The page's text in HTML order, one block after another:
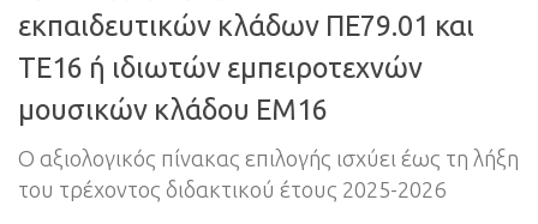
εκπαιδευτικών κλάδων ΠΕ79.01 και
ΤΕ16 ή ιδιωτών εμπειροτεχνών
μουσικών κλάδου ΕΜ16
Ο αξιολογικός πίνακας επιλογής ισχύει έως τη λήξη
του τρέχοντος διδακτικού έτους 2025-2026